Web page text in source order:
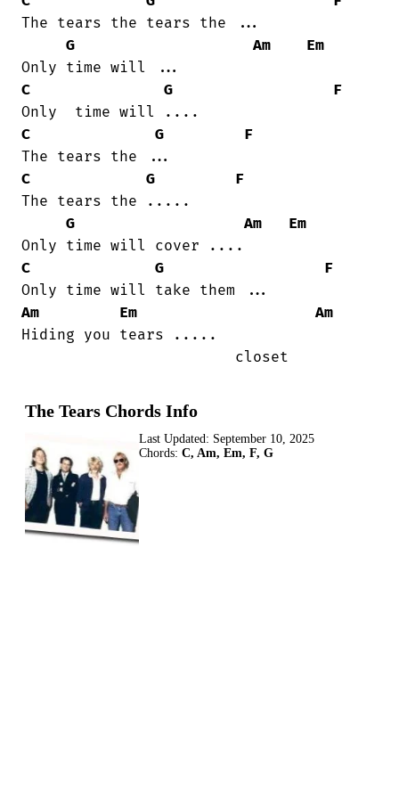
The tears the tears the ...
G
Am
Em
C
G
F
C
G
F
C
G
F
The tears the .....
G
Am
Em
C
G
F
Am
Em
Am
Hiding you tears .....
                        closet
The Tears Chords Info
Last Updated: September 10, 2025
Chords: C, Am, Em, F, G